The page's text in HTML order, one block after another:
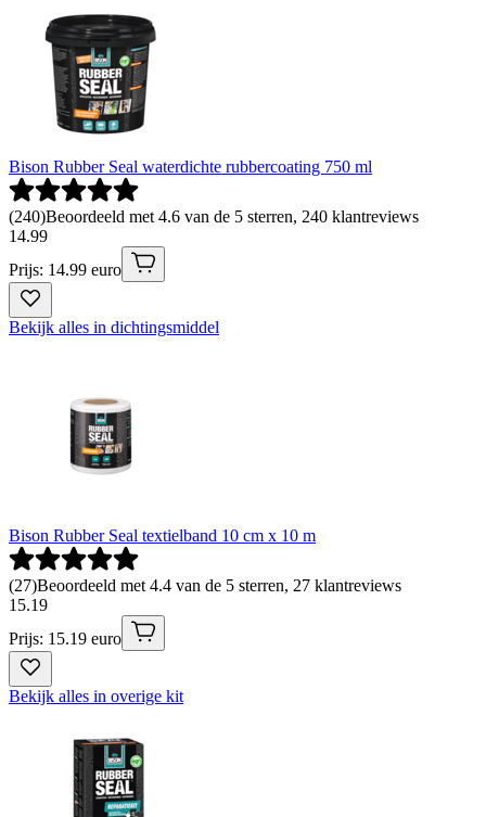
Bison Rubber Seal waterdichte rubbercoating 750 ml
(240)Beoordeeld met 4.6 van de 5 sterren, 240 klantreviews
14.99
Prijs: 14.99 euro
Bekijk alles in dichtingsmiddel
Bison Rubber Seal textielband 10 cm x 10 m
(27)Beoordeeld met 4.4 van de 5 sterren, 27 klantreviews
15.19
Prijs: 15.19 euro
Bekijk alles in overige kit